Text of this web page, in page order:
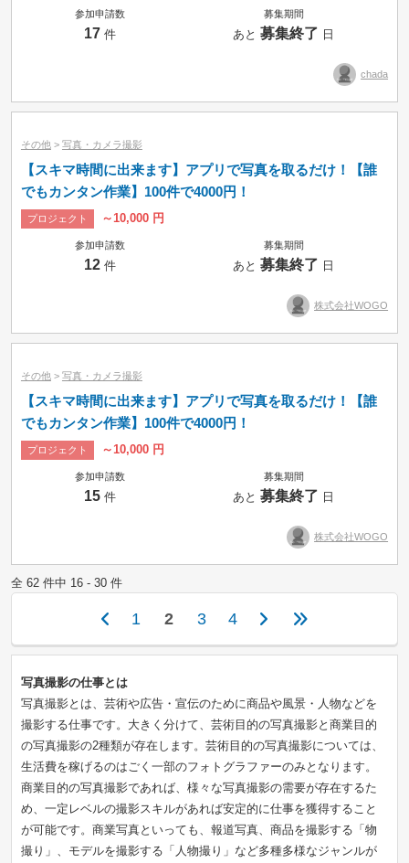
参加申請数
17 件
募集期間
あと募集終了 日
chada
その他 > 写真・カメラ撮影
【スキマ時間に出来ます】アプリで写真を取るだけ！【誰
でもカンタン作業】100件で4000円！
プロジェクト ～10,000 円
参加申請数
12件
募集期間
あと募集終了 日
株式会社WOGO
その他 > 写真・カメラ撮影
【スキマ時間に出来ます】アプリで写真を取るだけ！【誰
でもカンタン作業】100件で4000円！
プロジェクト ～10,000 円
参加申請数
15件
募集期間
あと募集終了 日
株式会社WOGO
全 62 件中 16 - 30 件
1 2 3 4
写真撮影の仕事とは
写真撮影とは、芸術や広告・宣伝のために商品や風景・人物などを
撮影する仕事です。大きく分けて、芸術目的の写真撮影と商業目的
の写真撮影の2種類が存在します。芸術目的の写真撮影については、
生活費を稼げるのはごく一部のフォトグラファーのみとなります。
商業目的の写真撮影であれば、様々な写真撮影の需要が存在するた
め、一定レベルの撮影スキルがあれば安定的に仕事を獲得すること
が可能です。商業写真といっても、報道写真、商品を撮影する「物
撮り」、モデルを撮影する「人物撮り」など多種多様なジャンルが